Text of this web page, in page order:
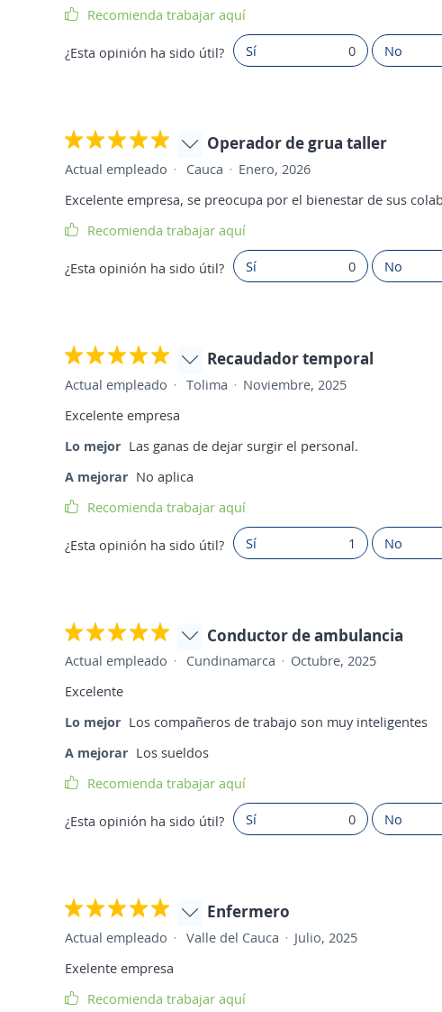
Recomienda trabajar aquí
¿Esta opinión ha sido útil? Sí 0 No
Operador de grua taller
Actual empleado Cauca
Enero, 2026
Excelente empresa, se preocupa por el bienestar de sus
Recomienda trabajar aquí
¿Esta opinión ha sido útil? Sí 0 No
Recaudador temporal
Actual empleado Tolima
Noviembre, 2025
Excelente empresa
Lo mejor Las ganas de dejar surgir el personal.
A mejorar No aplica
Recomienda trabajar aquí
¿Esta opinión ha sido útil? Sí 1 No
Conductor de ambulancia
Actual empleado Cundinamarca
Octubre, 2025
Excelente
Lo mejor Los compañeros de trabajo son muy inteligentes
A mejorar Los sueldos
Recomienda trabajar aquí
¿Esta opinión ha sido útil? Sí 0 No
Enfermero
Actual empleado Valle del Cauca
Julio, 2025
Exelente empresa
Recomienda trabajar aquí